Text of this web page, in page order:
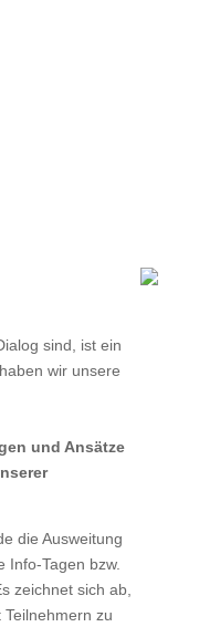
sind, ist ein
wir unsere
und Ansätze
die Ausweitung
Info-Tagen bzw.
zeichnet sich ab,
zu